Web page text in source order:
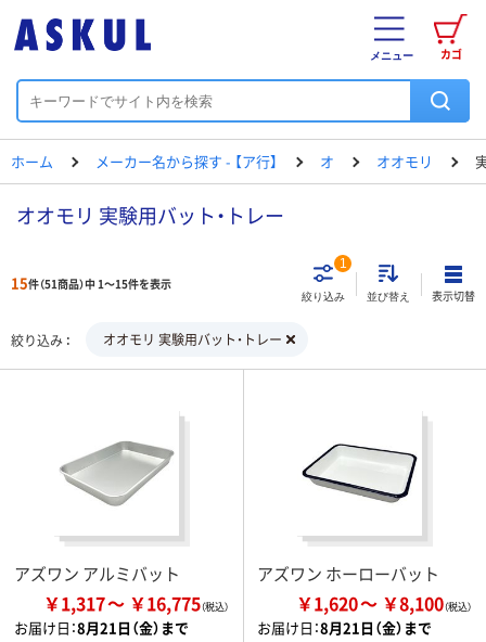
カゴ
メニュー
ホーム メーカー名から探す - 【ア行】 オ オオモリ
オオモリ 実験用バット・トレー
15件（51商品）中 1～15件を表示
絞り込み
1
並び替え 表示切替
絞り込み オオモリ 実験用バット・トレー
アズワン アルミバット
￥1,317 ￥16,775
お届け日：8月21日（金）まで
アズワン ホーローバット
￥1,620 ￥8,100
お届け日：8月21日（金）まで